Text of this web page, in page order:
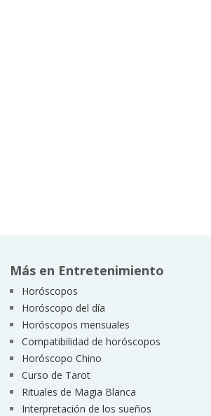
Más en Entretenimiento
Horóscopos
Horóscopo del día
Horóscopos mensuales
Compatibilidad de horóscopos
Horóscopo Chino
Curso de Tarot
Rituales de Magia Blanca
Interpretación de los sueños